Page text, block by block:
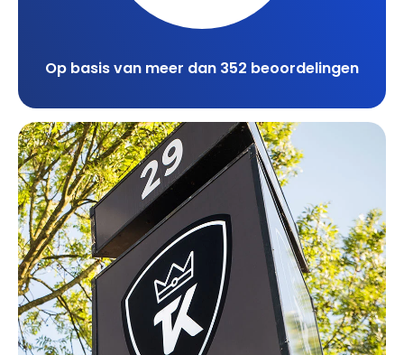
Op basis van meer dan 352 beoordelingen